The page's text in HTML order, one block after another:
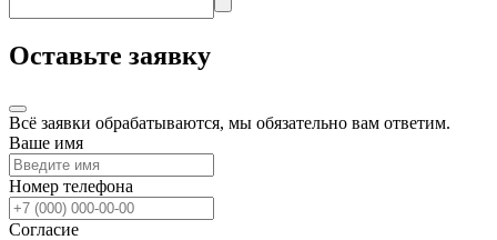
Оставьте заявку
Всё заявки обрабатываются, мы обязательно вам ответим.
Ваше имя
Номер телефона
Согласие